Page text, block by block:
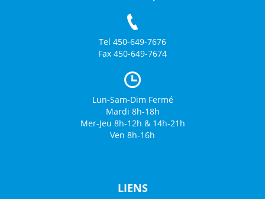
Tel 450-649-7676
Fax 450-649-7674
Lun-Sam-Dim Fermé
Mardi 8h-18h
Mer-Jeu 8h-12h & 14h-21h
Ven 8h-16h
LIENS